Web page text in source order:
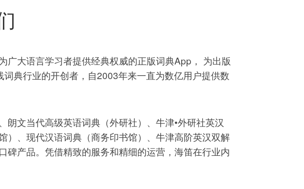
大语言学习者提供经典权威的正版词典App， 为出版
典行业的开创者，自2003年来一直为数亿用户提供数
文当代高级英语词典（外研社）、牛津•外研社英汉
）、现代汉语词典（商务印书馆）、牛津高阶英汉双解
产品。凭借精致的服务和精细的运营，海笛在行业内